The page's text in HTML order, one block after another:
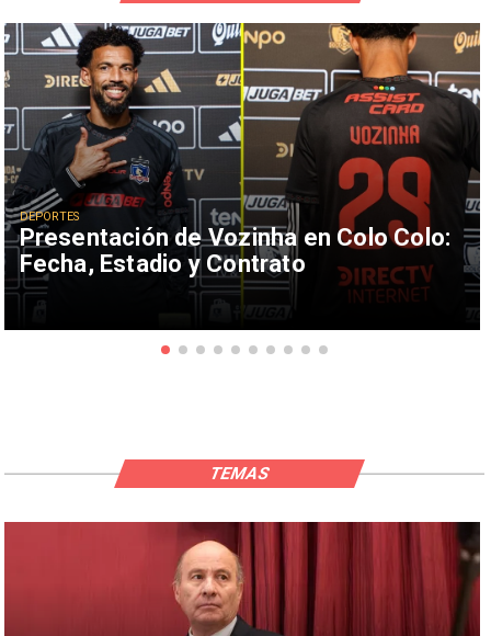
Presentación de Vozinha en Colo Colo:
Fecha, Estadio y Contrato
DEPORTES
TEMAS